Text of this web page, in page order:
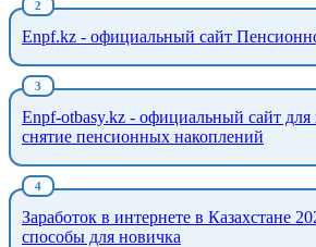
Enpf.kz - официальный сайт
Enpf-otbasy.kz - официальный сайт для
снятие пенсионных накоплений
Заработок в интернете в Казахстане
способы для новичка